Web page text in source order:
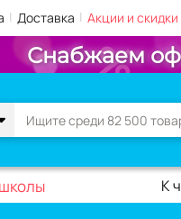
| Доставка | Акции и скидки
Снабжаем
К